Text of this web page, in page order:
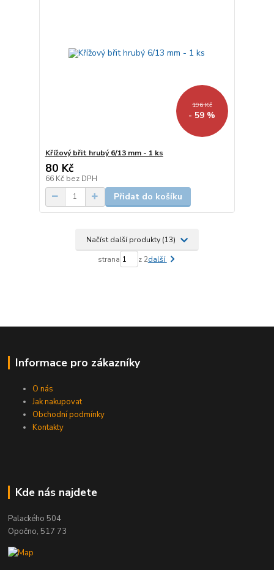
196 Kč
- 59 %
Křížový břit hrubý 6/13 mm - 1 ks
80 Kč
66 Kč bez DPH
Přidat do košíku
Načíst další produkty (13)
strana z 2další
Informace pro zákazníky
O nás
Jak nakupovat
Obchodní podmínky
Kontakty
Kde nás najdete
Palackého 504
Opočno, 517 73